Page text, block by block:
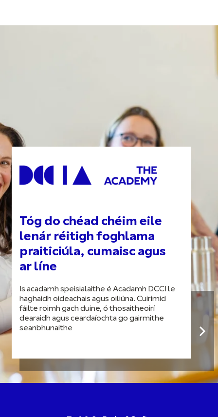
Tóg do chéad chéim eile
lenár réitigh foghlama
praiticiúla, cumaisc agus
ar líne
Is acadamh speisialaithe é Acadamh DCCI le
haghaidh oideachais agus oiliúna. Cuirimid
fáilte roimh gach duine, ó thosaitheoirí
dearaidh agus ceardaíochta go gairmithe
seanbhunaithe